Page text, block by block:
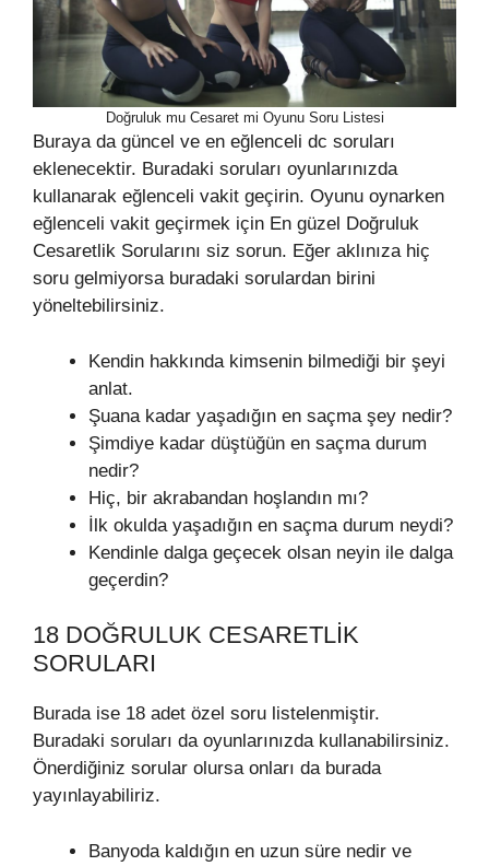
Doğruluk mu Cesaret mi Oyunu Soru Listesi
Buraya da güncel ve en eğlenceli dc soruları
eklenecektir. Buradaki soruları oyunlarınızda
kullanarak eğlenceli vakit geçirin. Oyunu oynarken
eğlenceli vakit geçirmek için En güzel Doğruluk
Cesaretlik Sorularını siz sorun. Eğer aklınıza hiç
soru gelmiyorsa buradaki sorulardan birini
yöneltebilirsiniz.
Kendin hakkında kimsenin bilmediği bir şeyi
anlat.
Şuana kadar yaşadığın en saçma şey nedir?
Şimdiye kadar düştüğün en saçma durum
nedir?
Hiç, bir akrabandan hoşlandın mı?
İlk okulda yaşadığın en saçma durum neydi?
Kendinle dalga geçecek olsan neyin ile dalga
geçerdin?
18 DOĞRULUK CESARETLIK
SORULARI
Burada ise 18 adet özel soru listelenmiştir.
Buradaki soruları da oyunlarınızda kullanabilirsiniz.
Önerdiğiniz sorular olursa onları da burada
yayınlayabiliriz.
Banyoda kaldığın en uzun süre nedir ve